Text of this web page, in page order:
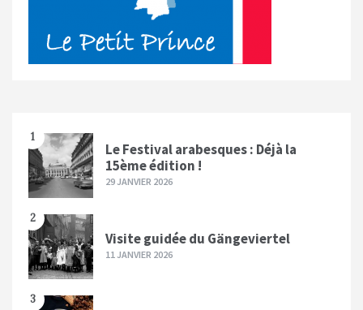
1
Le Festival arabesques : Déjà la
15ème édition !
29 JANVIER 2026
2
Visite guidée du Gängeviertel
11 JANVIER 2026
3